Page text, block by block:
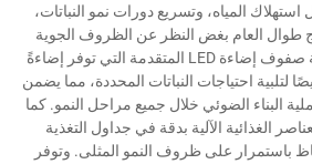
المياه، وتسريع دورات نمو النباتات،
طوال العام بغض النظر عن الظروف الجوية
الخارجية. وتضم المنظومة صفوف إضاءة LED المتقدمة التي توفر إضاءةً
احتياجات النباتات المحددة، مما يضمن
البناء الضوئي خلال جميع مراحل النمو. كما
الغذائية الآلية بدقة في جداول التغذية
باستمرار على ظروف النمو المثلى. وتوفر